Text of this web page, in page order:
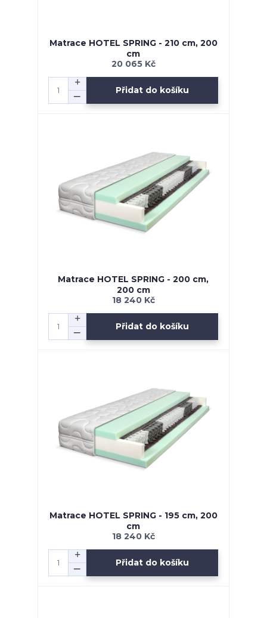
Matrace HOTEL SPRING - 210 cm, 200
cm
20 065 Kč
Přidat do košíku
Matrace HOTEL SPRING - 200 cm,
200 cm
18 240 Kč
Přidat do košíku
Matrace HOTEL SPRING - 195 cm, 200
cm
18 240 Kč
Přidat do košíku